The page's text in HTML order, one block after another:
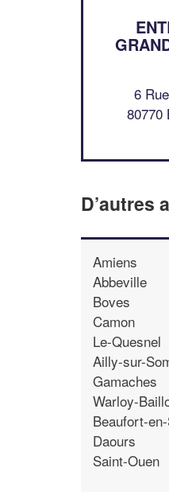
6
80770
D’autres
Amiens
Abbeville
Boves
Camon
Le-Quesnel
Ailly-sur-
Gamaches
Warloy-
Beaufort-
Daours
Saint-Ouen